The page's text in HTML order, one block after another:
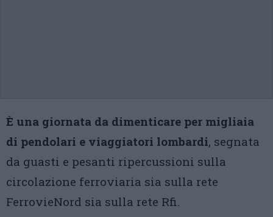
È una giornata da dimenticare per migliaia
di pendolari e viaggiatori lombardi, segnata
da guasti e pesanti ripercussioni sulla
circolazione ferroviaria sia sulla rete
FerrovieNord sia sulla rete Rfi.